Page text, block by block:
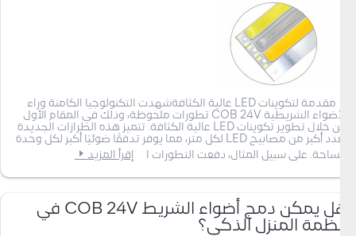
مقدمة لتكوينات LED عالية الكثافةشهدت التكنولوجيا الكامنة وراء
الأضواء الشريطية COB 24V تطورات ملحوظة، وذلك في المقام الأول
من خلال تطوير تكوينات LED عالية الكثافة. تتميز هذه الطرازات الجديدة
بعدد أكبر من مصابيح LED لكل متر، مما يوفر تدفقًا ضوئيًا أكبر لكل وحدة
مساحة. على سبيل المثال، دفعت التطورات ا
إقرأ المزيد
هل يمكن دمج أضواء الشريط COB 24V في
أنظمة المنزل الذكي؟